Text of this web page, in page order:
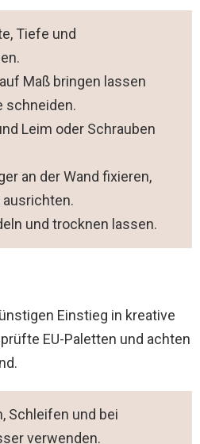
Tiefe und
Maß bringen lassen
schneiden.
Leim oder Schrauben
an der Wand fixieren,
und trocknen lassen.
Einstieg in kreative
EU-Paletten und achten
Schleifen und bei
verwenden.